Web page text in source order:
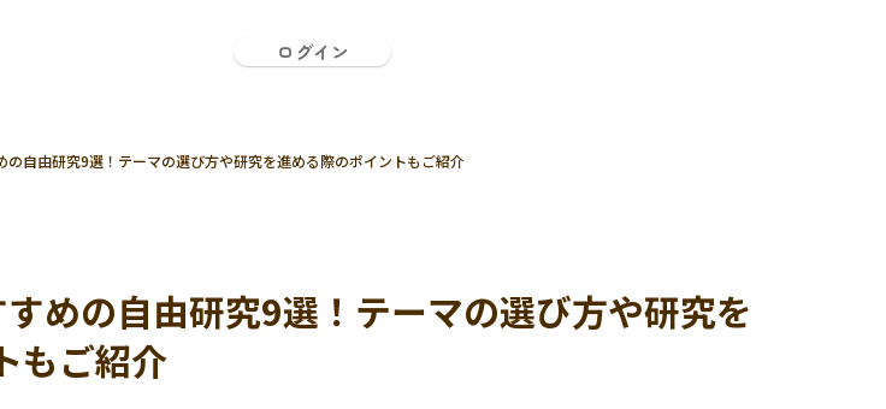
ログイン
の自由研究9選！テーマの選び方や研究を進める際のポイントもご紹介
めの自由研究9選！テーマの選び方や研究を
もご紹介